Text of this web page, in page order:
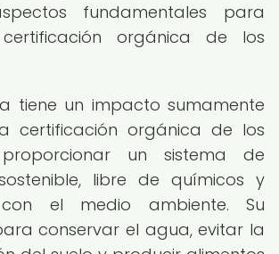
fundamentales para
orgánica de los
tiene un impacto sumamente
certificación orgánica de los
un sistema de
libre de químicos y
con el medio ambiente. Su
conservar el agua, evitar la